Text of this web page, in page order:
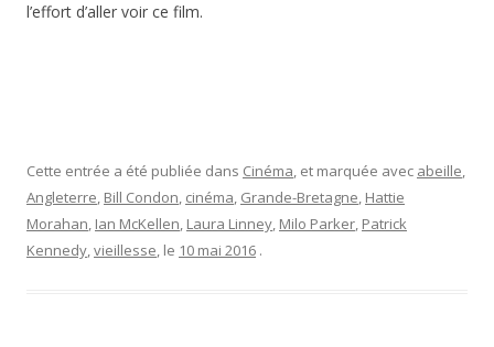
l’effort d’aller voir ce film.
Cette entrée a été publiée dans Cinéma, et marquée avec abeille,
Angleterre, Bill Condon, cinéma, Grande-Bretagne, Hattie
Morahan, Ian McKellen, Laura Linney, Milo Parker, Patrick
Kennedy,vieillesse, le 10 mai 2016 .